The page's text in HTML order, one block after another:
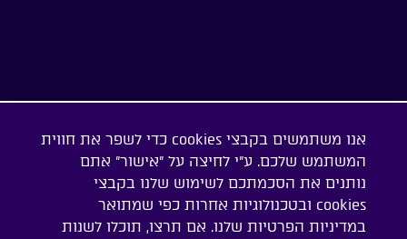
אנו משתמשים בקבצי cookies כדי לשפר את חווית
המשתמש שלכם. ע"י לחיצה על "אישור" אתם
נותנים את הסכמתכם לשימוש שלנו בקבצי
cookies ובטכנולוגיות אחרות כפי שמתואר
במדיניות הפרטיות שלנו. אם תרצו, תוכלו לשנות